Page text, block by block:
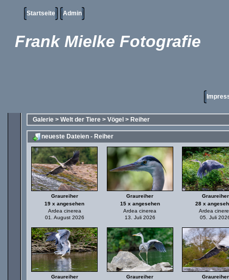
Startseite Admin
Frank Mielke Fotografie
Galerie > Welt der Tiere > Vögel > Reiher
neueste Dateien - Reiher
Graureiher
19 x angesehen
Ardea cinerea
01. August 2026
Graureiher
15 x angesehen
Ardea cinerea
13. Juli 2026
Graureiher
28 x
Ardea
05. Juli
Graureiher
Graureiher
Graureiher